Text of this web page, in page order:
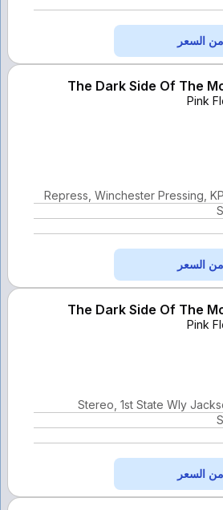
السعر
The Dark Side Of The
Pink
Repress, Winchester Pressing,
السعر
The Dark Side Of The
Pink
Stereo, 1st State Wly
السعر